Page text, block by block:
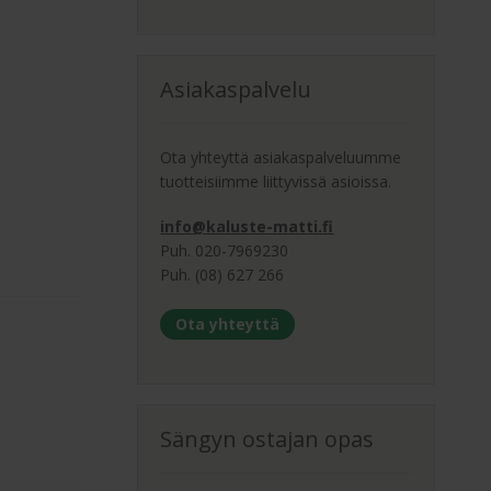
Asiakaspalvelu
Ota yhteyttä asiakaspalveluumme
tuotteisiimme liittyvissä asioissa.
info@kaluste-matti.fi
Puh. 020-7969230
Puh. (08) 627 266
Ota yhteyttä
Sängyn ostajan opas